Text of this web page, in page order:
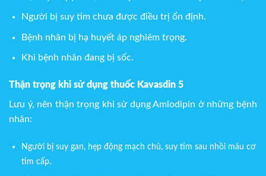
Người bị suy tim chưa được điều trị ổn định.
Bệnh nhân bị hạ huyết áp nghiêm trọng.
Khi bệnh nhân đang bị sốc.
Thận trọng khi sử dụng thuốc Kavasdin 5
Lưu ý, nên thận trọng khi sử dụng Amlodipin ở những bệnh
nhân:
Người bị suy gan, hẹp động mạch chủ, suy tim sau nhồi máu cơ
tim cấp.